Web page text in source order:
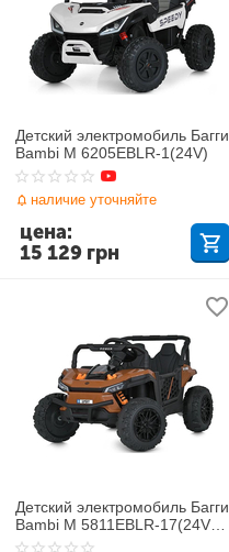
Детский электромобиль Багги
Bambi M 6205EBLR-1(24V)
наличие уточняйте
15 129 грн
цена:
Детский электромобиль Багги
Bambi M 5811EBLR-17(24V)
Buggy